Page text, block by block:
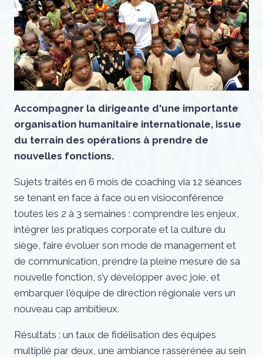
Accompagner la dirigeante d'une importante
organisation humanitaire internationale, issue
du terrain des opérations à prendre de
nouvelles fonctions.
Sujets traités en 6 mois de coaching via 12 séances
se tenant en face à face ou en visioconférence
toutes les 2 à 3 semaines : comprendre les enjeux,
intégrer les pratiques corporate et la culture du
siège, faire évoluer son mode de management et
de communication, prendre la pleine mesure de sa
nouvelle fonction, s’y développer avec joie, et
embarquer l'équipe de direction régionale vers un
nouveau cap ambitieux.
Résultats : un taux de fidélisation des équipes
multiplié par deux, une ambiance rassérénée au sein